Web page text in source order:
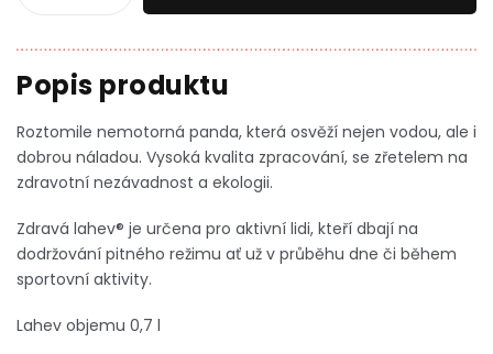
Roztomile nemotorná panda, která osvěží nejen vodou, ale i
dobrou náladou. Vysoká kvalita zpracování, se zřetelem na
zdravotní nezávadnost a ekologii.
Zdravá lahev® je určena pro aktivní lidi, kteří dbají na
dodržování pitného režimu ať už v průběhu dne či během
sportovní aktivity.
Lahev objemu 0,7 l